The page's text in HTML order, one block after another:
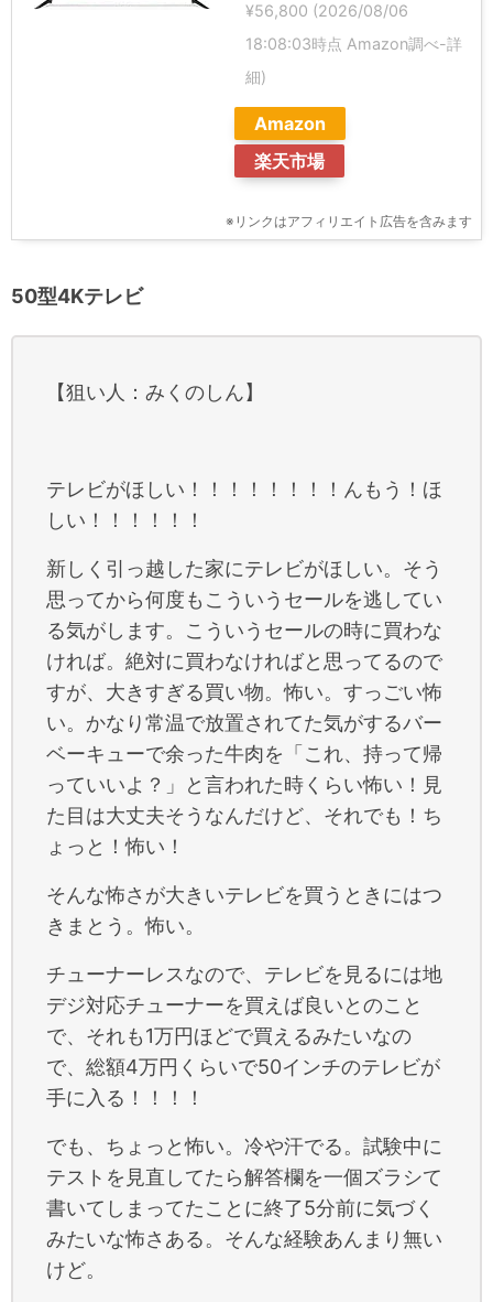
¥56,800 (2026/08/06
18:08:03時点 Amazon調べ-詳
細)
Amazon
楽天市場
※リンクはアフィリエイト広告を含みます
50型4Kテレビ
【狙い人：みくのしん】
テレビがほしい！！！！！！！！んもう！ほ
しい！！！！！！
新しく引っ越した家にテレビがほしい。そう
思ってから何度もこういうセールを逃してい
る気がします。こういうセールの時に買わな
ければ。絶対に買わなければと思ってるので
すが、大きすぎる買い物。怖い。すっごい怖
い。かなり常温で放置されてた気がするバー
ベーキューで余った牛肉を「これ、持って帰
っていいよ？」と言われた時くらい怖い！見
た目は大丈夫そうなんだけど、それでも！ち
ょっと！怖い！
そんな怖さが大きいテレビを買うときにはつ
きまとう。怖い。
チューナーレスなので、テレビを見るには地
デジ対応チューナーを買えば良いとのこと
で、それも1万円ほどで買えるみたいなの
で、総額4万円くらいで50インチのテレビが
手に入る！！！！
でも、ちょっと怖い。冷や汗でる。試験中に
テストを見直してたら解答欄を一個ズラシて
書いてしまってたことに終了5分前に気づく
みたいな怖さある。そんな経験あんまり無い
けど。